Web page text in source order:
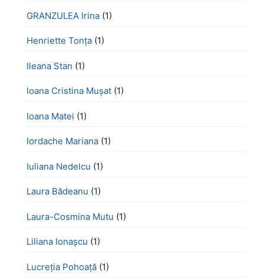
GRANZULEA Irina (1)
Henriette Tonţa (1)
Ileana Stan (1)
Ioana Cristina Mușat (1)
Ioana Matei (1)
Iordache Mariana (1)
Iuliana Nedelcu (1)
Laura Bădeanu (1)
Laura-Cosmina Mutu (1)
Liliana Ionașcu (1)
Lucreţia Pohoaţă (1)